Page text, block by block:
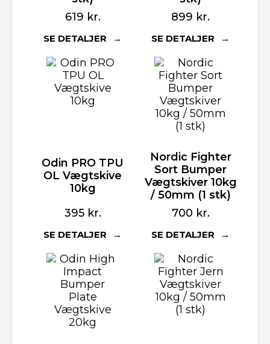
619 kr.
SE DETALJER
899 kr.
SE DETALJER
Odin PRO TPU
OL Vægtskive
10kg
395 kr.
SE DETALJER
Nordic Fighter
Sort Bumper
Vægtskiver 10kg
/ 50mm (1 stk)
700 kr.
SE DETALJER